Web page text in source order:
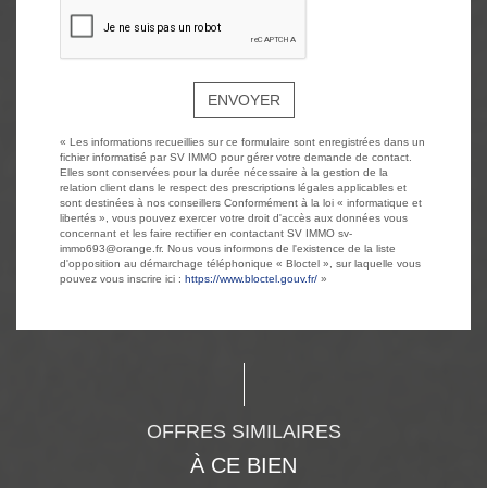
ENVOYER
« Les informations recueillies sur ce formulaire sont enregistrées dans un
fichier informatisé par SV IMMO pour gérer votre demande de contact.
Elles sont conservées pour la durée nécessaire à la gestion de la
relation client dans le respect des prescriptions légales applicables et
sont destinées à nos conseillers Conformément à la loi « informatique et
libertés », vous pouvez exercer votre droit d'accès aux données vous
concernant et les faire rectifier en contactant SV IMMO sv-
immo693@orange.fr. Nous vous informons de l'existence de la liste
d'opposition au démarchage téléphonique « Bloctel », sur laquelle vous
pouvez vous inscrire ici : https://www.bloctel.gouv.fr/ »
OFFRES SIMILAIRES
À CE BIEN